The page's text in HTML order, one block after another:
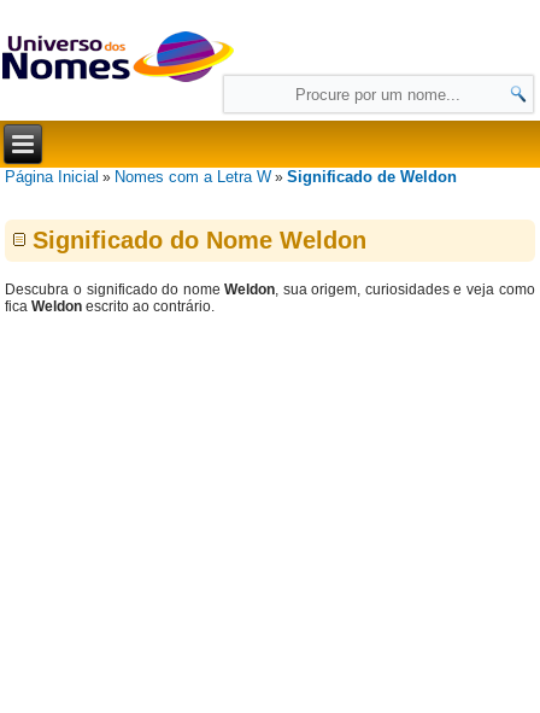
Página Inicial » Nomes com a Letra W »Significado de Weldon
Significado do Nome Weldon
Descubra o significado do nomeWeldon, sua origem, curiosidades e veja como
ficaWeldon escrito ao contrário.